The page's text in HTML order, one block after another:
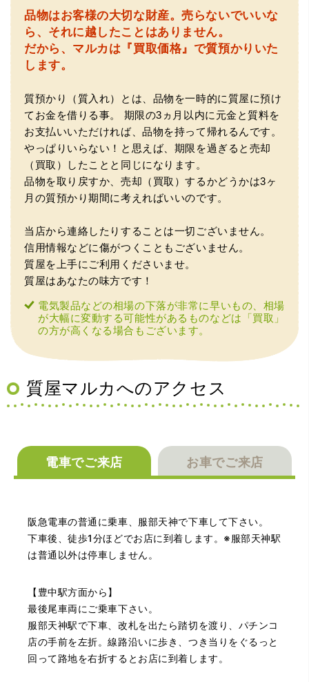
（大阪府門真市）他店ではメール見積もりの時点で数千
円〜1万程度の見積もりでしたが、こちらのメールでの見積
もりは倍以上ちがうので利用させて頂きました。 対応も丁
寧で良かったです。
（大阪市東淀川区）出来るだけ安く買取られるのかな…?と
いう不安が最初は有りましたが、面倒な営業トークも一切
（兵庫県宝塚市）預かって頂くときに持っていた方の宝石
も見て頂く事が出き、購入した商品の価値をいろいろ教え
何かあった時にはこちらでお願いしたいと思いました。
した。質屋さんはわりと利用して(主に中古品の購入)慣れて
いましたが、今までの質屋さんとは全く違う、とても良い
印象でした。何度でも伺いたくなりました。この度は、本
当にありがとうございました。
品物はお客様の大切な財産。売らないでいいな
ら、それに越したことはありません。
だから、マルカは『買取価格』で質預かりいた
します。
質預かり（質入れ）とは、品物を一時的に質屋に預け
てお金を借りる事。
期限の3ヵ月以内に元金と質料を
お支払いいただければ、品物を持って帰れるんです。
やっぱりいらない！と思えば、期限を過ぎると売却
（買取）したことと同じになります。
品物を取り戻すか、売却（買取）するかどうかは3ヶ
月の質預かり期間に考えればいいのです。
当店から連絡したりすることは一切ございません。
信用情報などに傷がつくこともございません。
質屋を上手にご利用くださいませ。
質屋はあなたの味方です！
電気製品などの相場の下落が非常に早いもの、相場
が大幅に変動する可能性があるものなどは「買取」
の方が高くなる場合もございます。
質屋マルカへのアクセス
電車でご来店 お車でご来店
阪急電車の普通に乗車、服部天神で下車して下さい。
下車後、徒歩1分ほどでお店に到着します。※服部天神駅
は普通以外は停車しません。
【豊中駅方面から】
最後尾車両にご乗車下さい。
服部天神駅で下車、改札を出たら踏切を渡り、パチンコ
店の手前を左折。線路沿いに歩き、つき当りをぐるっと
回って路地を右折するとお店に到着します。